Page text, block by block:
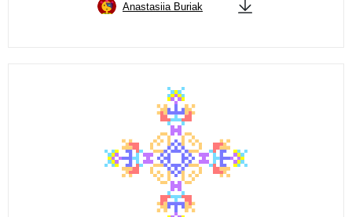
Anastasiia Buriak